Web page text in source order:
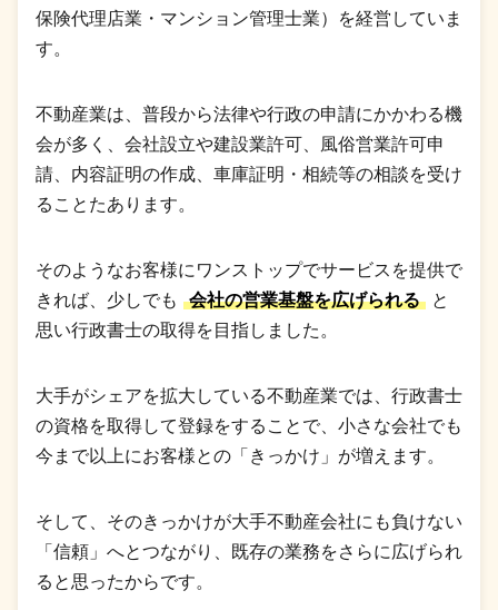
保険代理店業・マンション管理士業）を経営していま
す。
不動産業は、普段から法律や行政の申請にかかわる機
会が多く、会社設立や建設業許可、風俗営業許可申
請、内容証明の作成、車庫証明・相続等の相談を受け
ることたあります。
そのようなお客様にワンストップでサービスを提供で
きれば、少しでも
会社の営業基盤を広げられる
と
思い行政書士の取得を目指しました。
大手がシェアを拡大している不動産業では、行政書士
の資格を取得して登録をすることで、小さな会社でも
今まで以上にお客様との「きっかけ」が増えます。
そして、そのきっかけが大手不動産会社にも負けない
「信頼」へとつながり、既存の業務をさらに広げられ
ると思ったからです。